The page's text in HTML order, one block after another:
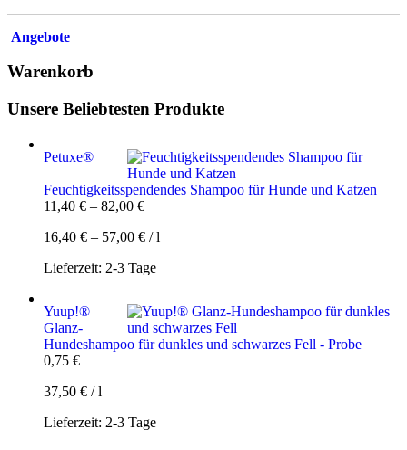
Angebote
Warenkorb
Unsere Beliebtesten Produkte
Petuxe®
Feuchtigkeitsspendendes Shampoo für Hunde und Katzen
11,40 € – 82,00 €
16,40 € – 57,00 € /l
Lieferzeit: 2-3 Tage
Yuup!®
Glanz-
Hundeshampoo für dunkles und schwarzes Fell - Probe
0,75 €
37,50 € /l
Lieferzeit: 2-3 Tage